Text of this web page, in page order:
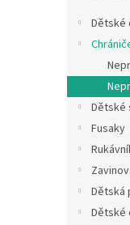
Dětské
Dětské
Fusaky
Dětská
Dětské